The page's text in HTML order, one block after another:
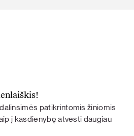
patikrintomis žiniomis
į kasdienybę atvesti daugiau